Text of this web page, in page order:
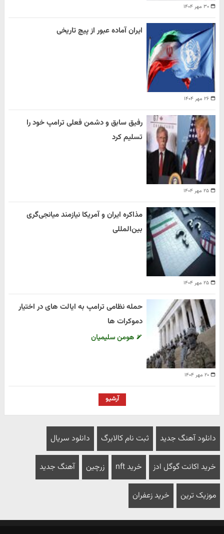
۳۰ مهر ۱۴۰۴
۲۶ مهر ۱۴۰۴
ایران آماده عبور از پیچ تاریخی
۲۵ مهر ۱۴۰۴
رفیق سابق و دشمن فعلی ترامپ خود را
تسلیم کرد
۲۵ مهر ۱۴۰۴
مذاکره ایران و آمریکا نیازمند میانجی‌گری
بین‌المللی
۲۰ مهر ۱۴۰۴
حمله نظامی ترامپ به ایالت های در اختیار
دموکرات ها
هومن سلیمیان
آرشیو
دانلود آهنگ جدید ثبت نام کالابرگ دانلود سریال
خرید اکانت گوگل ادز خرید nft زرچین آهنگ جدید
موزیک ترین خرید زعفران